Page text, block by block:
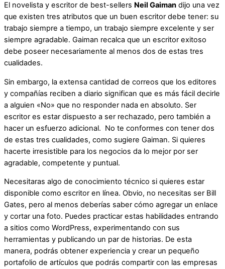
El novelista y escritor de best-sellers Neil Gaiman dijo una vez
que existen tres atributos que un buen escritor debe tener: su
trabajo siempre a tiempo, un trabajo siempre excelente y ser
siempre agradable. Gaiman recalca que un escritor exitoso
debe poseer necesariamente al menos dos de estas tres
cualidades.
Sin embargo, la extensa cantidad de correos que los editores
y compañías reciben a diario significan que es más fácil decirle
a alguien «No» que no responder nada en absoluto. Ser
escritor es estar dispuesto a ser rechazado, pero también a
hacer un esfuerzo adicional. No te conformes con tener dos
de estas tres cualidades, como sugiere Gaiman. Si quieres
hacerte irresistible para los negocios da lo mejor por ser
agradable, competente y puntual.
Necesitaras algo de conocimiento técnico si quieres estar
disponible como escritor en línea. Obvio, no necesitas ser Bill
Gates, pero al menos deberías saber cómo agregar un enlace
y cortar una foto. Puedes practicar estas habilidades entrando
a sitios como WordPress, experimentando con sus
herramientas y publicando un par de historias. De esta
manera, podrás obtener experiencia y crear un pequeño
portafolio de artículos que podrás compartir con las empresas